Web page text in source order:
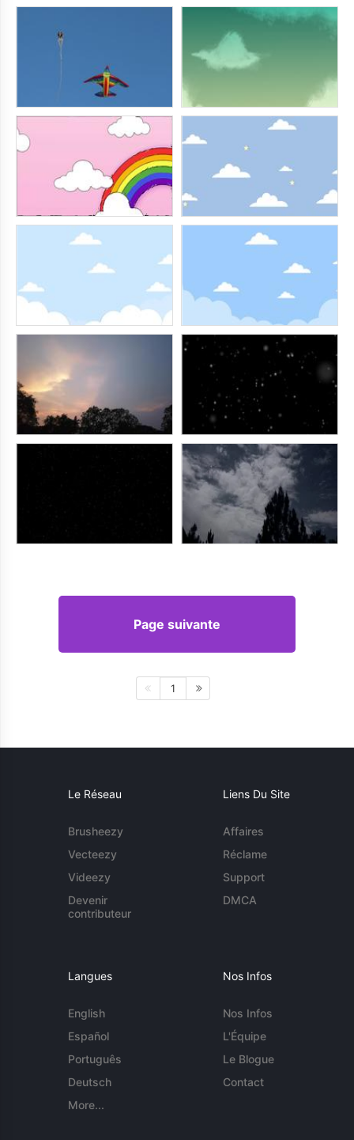
Page suivante
1
Le Réseau
Brusheezy
Vecteezy
Videezy
Devenir
contributeur
Liens Du Site
Affaires
Réclame
Support
DMCA
Langues
English
Español
Português
Deutsch
More...
Nos Infos
Nos Infos
L'Équipe
Le Blogue
Contact